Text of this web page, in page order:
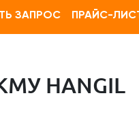
ЗАПРОС ПРАЙС-
HANGIL